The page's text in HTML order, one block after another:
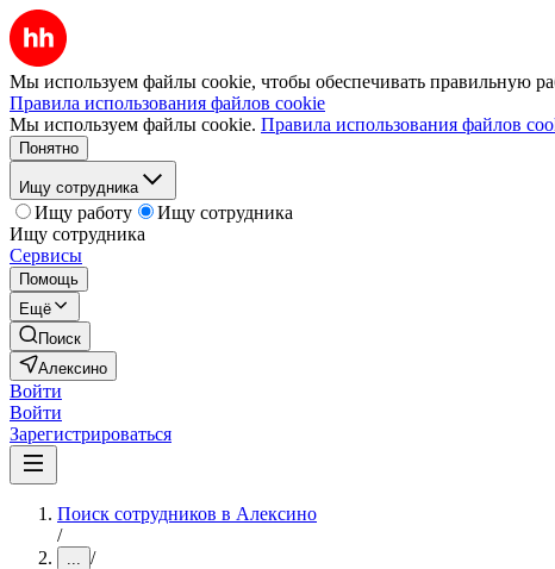
Мы используем файлы cookie, чтобы обеспечивать правильную
Правила использования файлов cookie
Мы используем файлы cookie. Правила использования файлов
Понятно
Ищу сотрудника
Ищу работу
Ищу сотрудника
Ищу сотрудника
Сервисы
Помощь
Ещё
Поиск
Алексино
Войти
Войти
Зарегистрироваться
Поиск сотрудников в Алексино
/
... /